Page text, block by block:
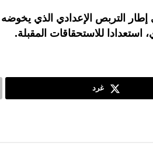
إطار التربص الإعدادي الذي يخوضه
غرد